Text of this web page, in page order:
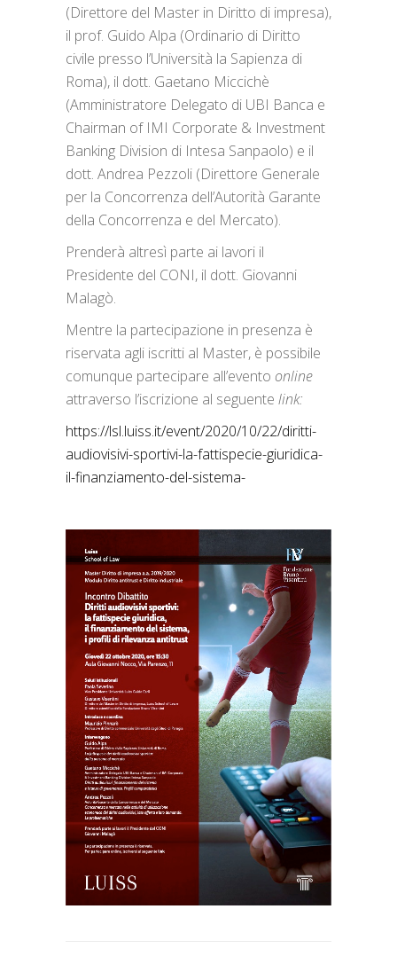
(Direttore del Master in Diritto di impresa),
il prof. Guido Alpa (Ordinario di Diritto
civile presso l’Università la Sapienza di
Roma), il dott. Gaetano Miccichè
(Amministratore Delegato di UBI Banca e
Chairman of IMI Corporate & Investment
Banking Division di Intesa Sanpaolo) e il
dott. Andrea Pezzoli (Direttore Generale
per la Concorrenza dell’Autorità Garante
della Concorrenza e del Mercato).
Prenderà altresì parte ai lavori il
Presidente del CONI, il dott. Giovanni
Malagò.
Mentre la partecipazione in presenza è
riservata agli iscritti al Master, è possibile
comunque partecipare all’evento online
attraverso l’iscrizione al seguente link:
https://lsl.luiss.it/event/2020/10/22/diritti-
audiovisivi-sportivi-la-fattispecie-giuridica-
il-finanziamento-del-sistema-